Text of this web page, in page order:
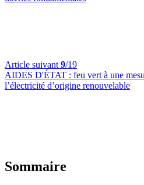
Article suivant 9/19
AIDES D'ÉTAT : feu vert à une
l’électricité d’origine renouvelable
Sommaire